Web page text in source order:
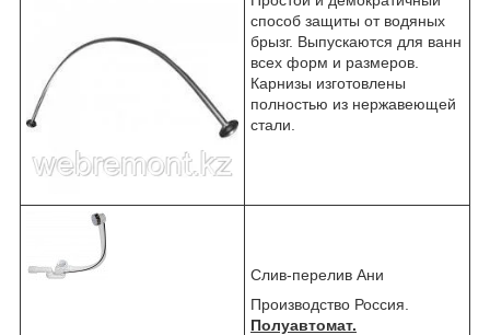
способ защиты от водяных
брызг. Выпускаются для ванн
всех форм и размеров.
Карнизы изготовлены
полностью из нержавеющей
стали.
Слив-перелив Ани
Производство Россия.
Полуавтомат.